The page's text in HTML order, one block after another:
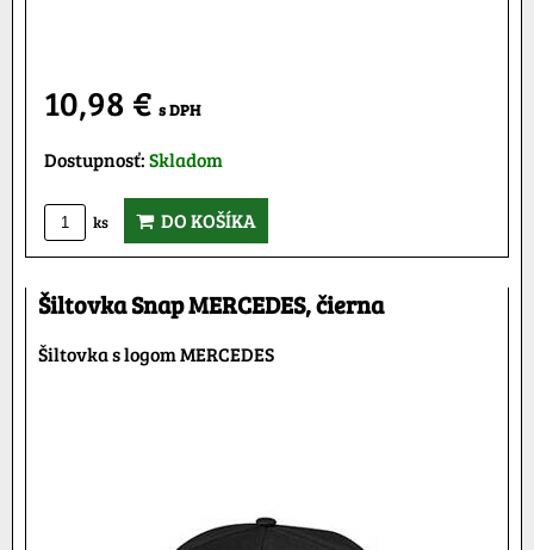
10,98 € s DPH
Dostupnosť:Skladom
ks DO KOŠÍKA
Šiltovka Snap MERCEDES, čierna
Šiltovka s logom MERCEDES